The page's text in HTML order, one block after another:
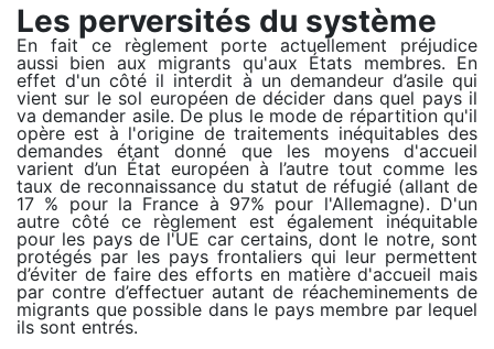
Les perversités du système
En fait ce règlement porte actuellement préjudice
aussi bien aux migrants qu'aux États membres. En
effet d'un côté il interdit à un demandeur d’asile qui
vient sur le sol européen de décider dans quel pays il
va demander asile. De plus le mode de répartition qu'il
opère est à l'origine de traitements inéquitables des
demandes étant donné que les moyens d'accueil
varient d’un État européen à l’autre tout comme les
taux de reconnaissance du statut de réfugié (allant de
17 % pour la France à 97% pour l'Allemagne). D'un
autre côté ce règlement est également inéquitable
pour les pays de l'UE car certains, dont le notre, sont
protégés par les pays frontaliers qui leur permettent
d’éviter de faire des efforts en matière d'accueil mais
par contre d’effectuer autant de réacheminements de
migrants que possible dans le pays membre par lequel
ils sont entrés.